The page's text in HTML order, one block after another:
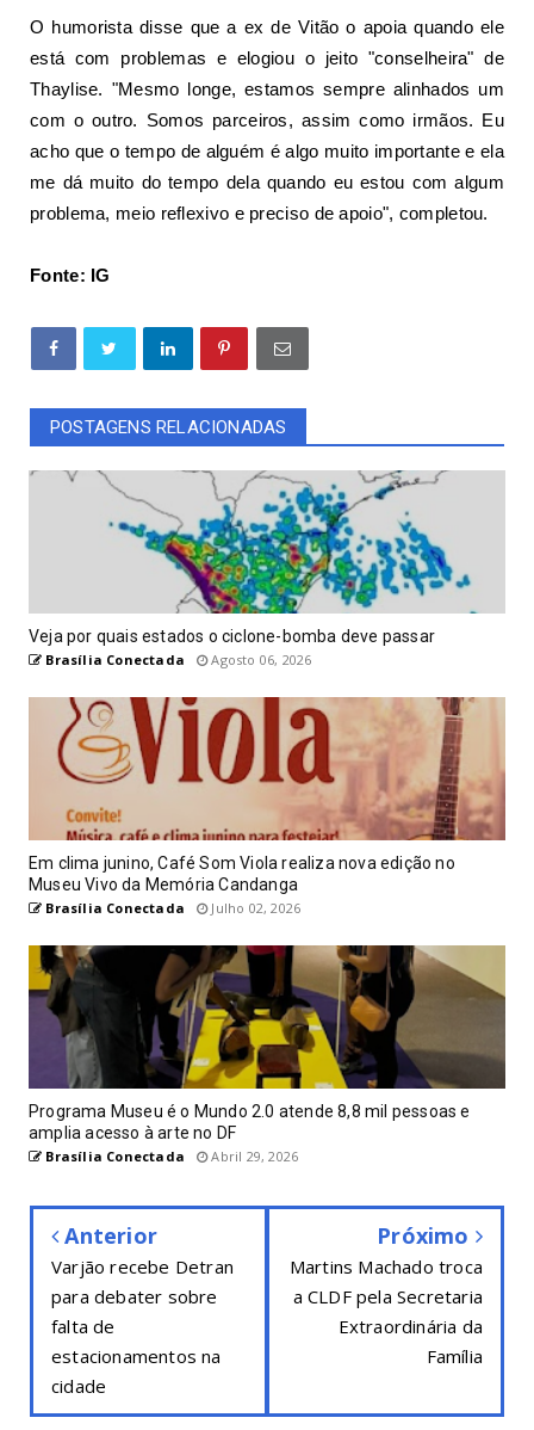
O humorista disse que a ex de Vitão o apoia quando ele
está com problemas e elogiou o jeito "conselheira" de
Thaylise. "Mesmo longe, estamos sempre alinhados um
com o outro. Somos parceiros, assim como irmãos. Eu
acho que o tempo de alguém é algo muito importante e ela
me dá muito do tempo dela quando eu estou com algum
problema, meio reflexivo e preciso de apoio", completou.
Fonte: IG
POSTAGENS RELACIONADAS
Veja por quais estados o ciclone-bomba deve passar
Brasília Conectada Agosto 06, 2026
Em clima junino, Café Som Viola realiza nova edição no
Museu Vivo da Memória Candanga
Brasília Conectada Julho 02, 2026
Programa Museu é o Mundo 2.0 atende 8,8 mil pessoas e
amplia acesso à arte no DF
Brasília Conectada Abril 29, 2026
Anterior
Varjão recebe Detran
para debater sobre
falta de
estacionamentos na
cidade
Próximo
Martins Machado troca
a CLDF pela Secretaria
Extraordinária da
Família